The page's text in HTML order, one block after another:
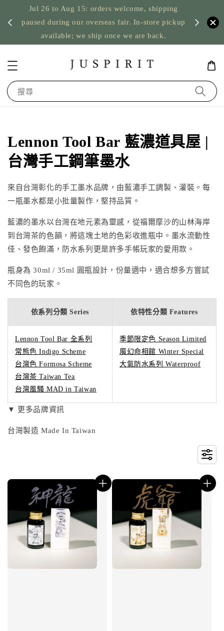
Jul 26 to Aug 15: orders welcome, shipping
paused during our overseas fair. In-store pickup
available; we ship once we are back.
US orders:
搜尋
Lennon Tool Bar 藍濃道具屋 |
台灣手工鋼筆墨水
來自台灣彰化的手工墨水品牌，由藍濃手工調製、灌裝。每
一瓶墨水都是小批量製作，堅持品質。
藍濃的墨水以台灣在地元素為靈感，從福爾摩沙的山林海岸
到台灣茶的色韻，將這塊土地的色彩收進瓶中。墨水流動性
佳、發色飽滿，防水系列更是許多手帳玩家的愛用款。
瓶身為 30ml / 35ml 圓瓶設計，份量適中，適合想多方嘗試
不同色的玩家。
依系列分類 Series 依特性分類 Features
Lennon Tool Bar 全系列
常態色 Indigo Scheme
台灣色 Formosa Scheme
台灣茶 Taiwan Tea
台灣風騷 MAD in Taiwan
季節限定色 Season Limited
魔幻命相館 Winter Special
大氣防水系列 Waterproof
▼ 更多品牌資訊
台灣製造 Made In Taiwan